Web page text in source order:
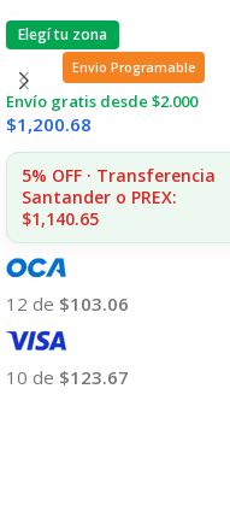
Elegí tu zona
Envio Programable
Envío gratis desde $2.000
$1,200.68
5% OFF · Transferencia
Santander o PREX:
$1,140.65
12 de $103.06
10 de $123.67